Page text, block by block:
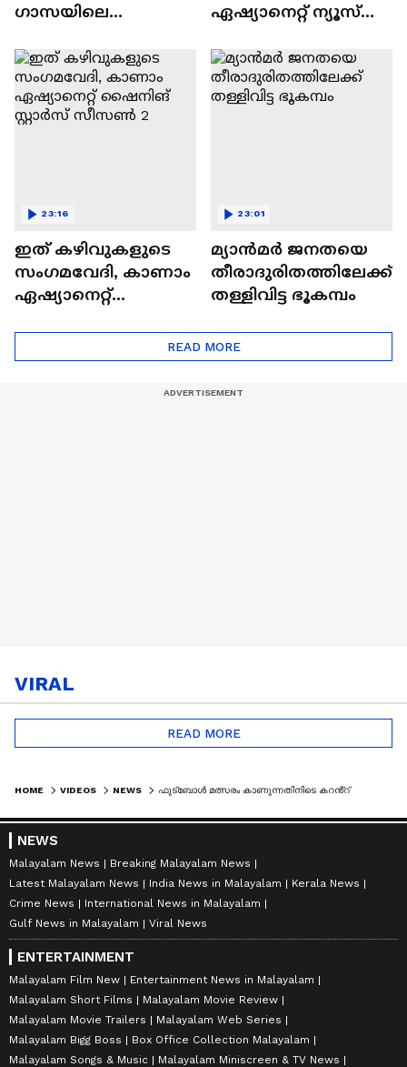
ഗാസയിലെ
കുഞ്ഞുങ്ങൾ
ഏഷ്യാനെറ്റ് ന്യൂസ്
സീസൺ 2
ഇത് കഴിവുകളുടെ
സംഗമവേദി, കാണാം
ഏഷ്യാനെറ്റ്
23:16
മ്യാൻമർ ജനതയെ
തീരാദുരിതത്തിലേക്ക്
തള്ളിവിട്ട ഭൂകമ്പം
23:01
READ MORE
VIRAL
READ MORE
HOME VIDEOS NEWS
NEWS
Malayalam News
Breaking Malayalam News
Latest Malayalam News
India News in Malayalam
Kerala News
Crime News
International News in Malayalam
Gulf News in Malayalam
Viral News
ENTERTAINMENT
Malayalam Film New
Entertainment News in Malayalam
Malayalam Short Films
Malayalam Movie Review
Malayalam Movie Trailers
Malayalam Web Series
Malayalam Bigg Boss
Box Office Collection Malayalam
Malayalam Songs & Music
Malayalam Miniscreen & TV News